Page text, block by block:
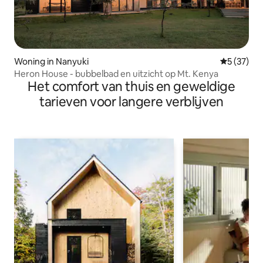
Woning in Nanyuki
5 (37)
Heron House - bubbelbad en uitzicht op Mt. Kenya
Het comfort van thuis en geweldige
tarieven voor langere verblijven